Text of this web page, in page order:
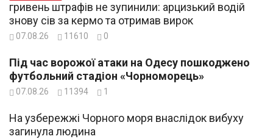
гривень штрафів не зупинили: арцизький водій
знову сів за кермо та отримав вирок
07.08.26 11610 0
Під час ворожої атаки на Одесу пошкоджено
футбольний стадіон «Чорноморець»
07.08.26 11394 1
На узбережжі Чорного моря внаслідок вибуху
загинула людина